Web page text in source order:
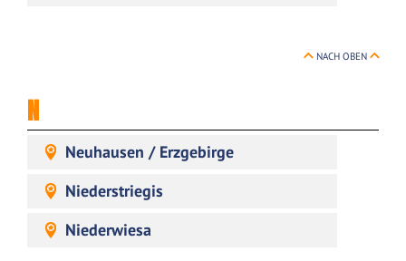
NACH OBEN
N
Neuhausen / Erzgebirge
Niederstriegis
Niederwiesa